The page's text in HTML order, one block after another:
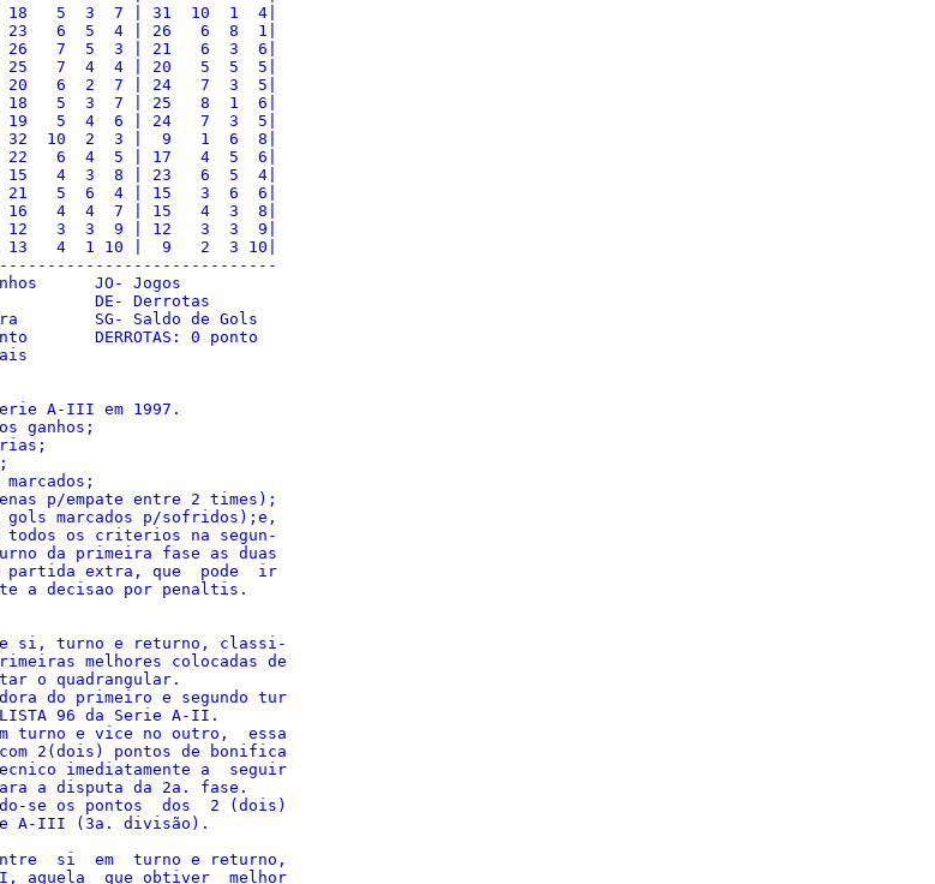
18   5  3  7 | 31  10  1  4|
23   6  5  4 | 26   6  8  1|
26   7  5  3 | 21   6  3  6|
25   7  4  4 | 20   5  5  5|
20   6  2  7 | 24   7  3  5|
18   5  3  7 | 25   8  1  6|
19   5  4  6 | 24   7  3  5|
32  10  2  3 |  9   1  6  8|
22   6  4  5 | 17   4  5  6|
15   4  3  8 | 23   6  5  4|
21   5  6  4 | 15   3  6  6|
4  4  7 | 15   4  3  8|
12   3  3  9 | 12   3  3  9|
13   4  1 10 |  9   2  3 10|
JO- Jogos
DE- Derrotas
SG- Saldo de Gols
DERROTAS: 0 ponto
A-III em 1997.
ganhos;
marcados;
p/empate entre 2 times);
marcados p/sofridos);e,
os criterios na segun-
da primeira fase as duas
extra, que  pode  ir
a decisao por penaltis.
si, turno e returno, classi-
melhores colocadas de
o quadrangular.
do primeiro e segundo tur
96 da Serie A-II.
turno e vice no outro,  essa
2(dois) pontos de bonifica
imediatamente a  seguir
a disputa da 2a. fase.
se os pontos  dos  2 (dois)
A-III (3a. divisão).
si  em  turno e returno,
aquela  que obtiver  melhor